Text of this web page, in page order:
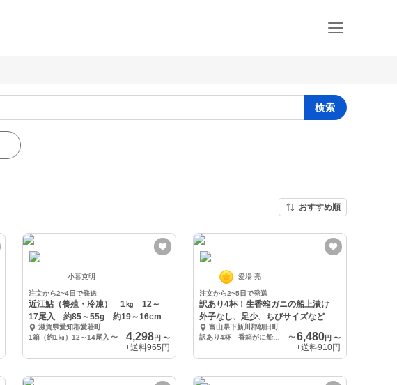
検索
おすすめ順
小暮克明
注文から2~4日で発送
近江鮎（養殖・冷凍） 1㎏ 12～
17尾入 約85～55g 約19～16cm
滋賀県愛知郡愛荘町
1箱（約1㎏）12～14尾入 〜 4,298円〜
+送料965円
愛場 亮
注文から2~5日で発送
訳あり4杯！生香箱ガニの船上漬け
外子なし、足少、ちびサイズなど
富山県下新川郡朝日町
〜6,480円 〜
+送料910円